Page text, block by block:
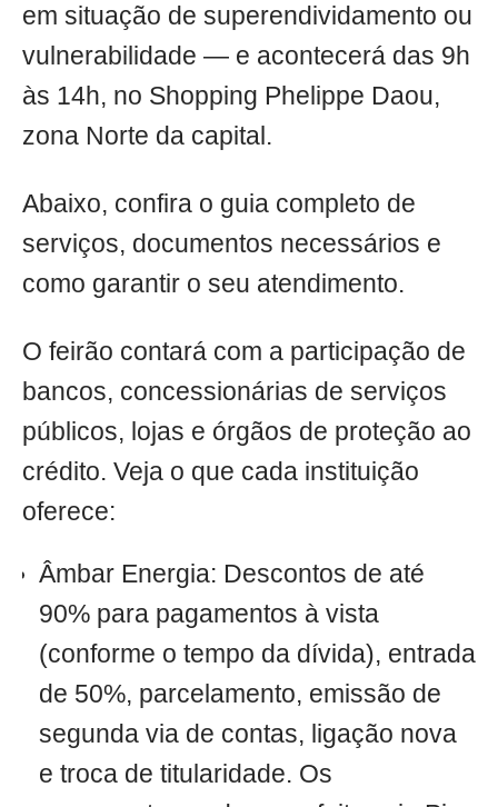
em situação de superendividamento ou
vulnerabilidade — e acontecerá das 9h
às 14h, no Shopping Phelippe Daou,
zona Norte da capital.
Abaixo, confira o guia completo de
serviços, documentos necessários e
como garantir o seu atendimento.
O feirão contará com a participação de
bancos, concessionárias de serviços
públicos, lojas e órgãos de proteção ao
crédito. Veja o que cada instituição
oferece:
Âmbar Energia: Descontos de até
90% para pagamentos à vista
(conforme o tempo da dívida), entrada
de 50%, parcelamento, emissão de
segunda via de contas, ligação nova
e troca de titularidade. Os